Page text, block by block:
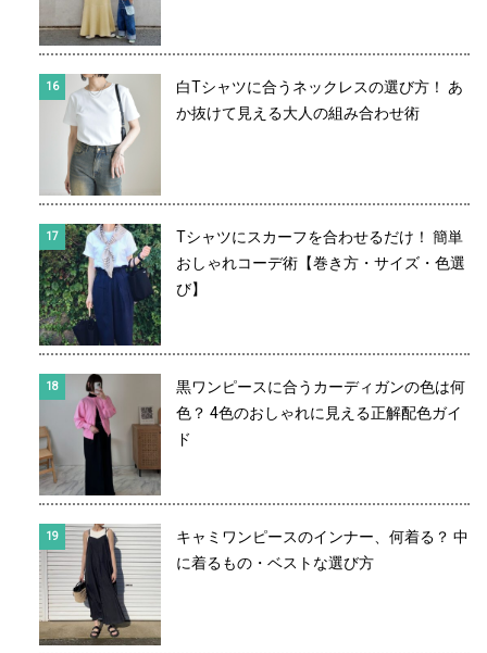
白Tシャツに合うネックレスの選び方！ あ
か抜けて見える大人の組み合わせ術
Tシャツにスカーフを合わせるだけ！ 簡単
おしゃれコーデ術【巻き方・サイズ・色選
び】
黒ワンピースに合うカーディガンの色は何
色？ 4色のおしゃれに見える正解配色ガイ
ド
キャミワンピースのインナー、何着る？ 中
に着るもの・ベストな選び方